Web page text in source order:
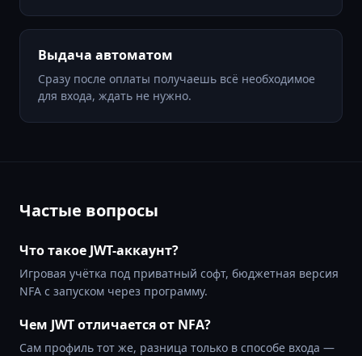
Выдача автоматом
Сразу после оплаты получаешь всё необходимое
для входа, ждать не нужно.
Частые вопросы
Что такое JWT-аккаунт?
Игровая учётка под приватный софт, бюджетная версия
NFA с запуском через программу.
Чем JWT отличается от NFA?
Сам профиль тот же, разница только в способе входа —